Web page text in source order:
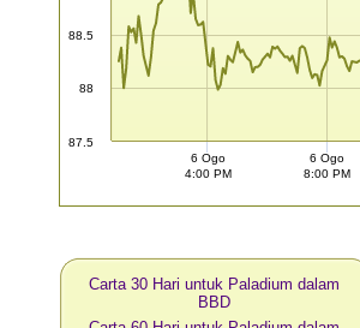
87.5
88
88.5
6 Ogo
4:00 PM
6 Ogo
8:00 PM
Carta 30 Hari untuk Paladium dalam
BBD